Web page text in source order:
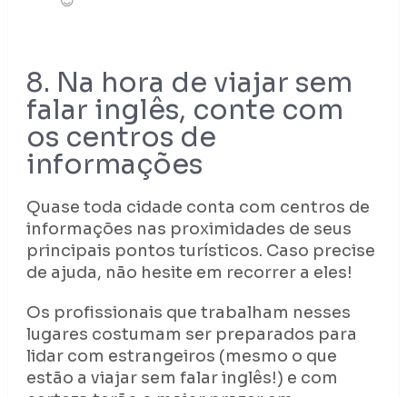
8. Na hora de viajar sem
falar inglês, conte com
os centros de
informações
Quase toda cidade conta com centros de
informações nas proximidades de seus
principais pontos turísticos. Caso precise
de ajuda, não hesite em recorrer a eles!
Os profissionais que trabalham nesses
lugares costumam ser preparados para
lidar com estrangeiros (mesmo o que
estão a viajar sem falar inglês!) e com